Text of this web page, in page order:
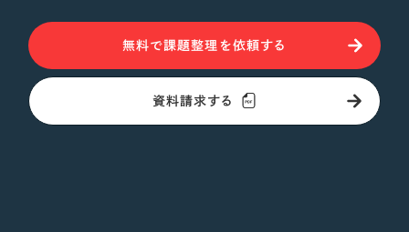
無料で課題整理を依頼する
資料請求する